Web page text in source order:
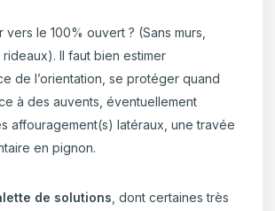
vers le 100% ouvert ? (Sans murs,
Il faut bien estimer
de l’orientation, se protéger quand
à des auvents, éventuellement
affouragement(s) latéraux, une travée
en pignon.
de solutions , dont certaines très